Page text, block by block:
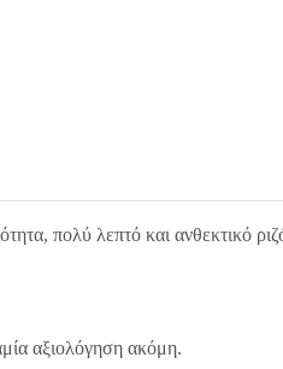
πολύ λεπτό και ανθεκτικό
αξιολόγηση ακόμη.